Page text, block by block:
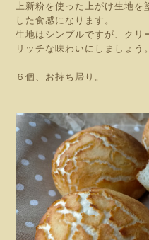
上新粉を使った上がけ生地を
した食感になります。
生地はシンプルですが、クリ
リッチな味わいにしましょう。
６個、お持ち帰り。